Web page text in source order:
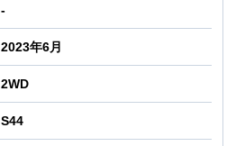
-
2023年6月
2WD
S44